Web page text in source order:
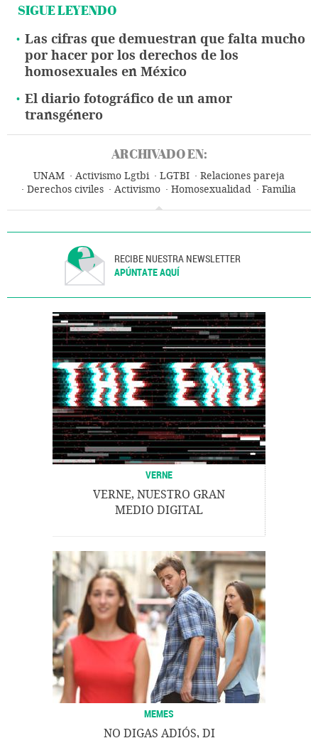
SIGUE LEYENDO
Las cifras que demuestran que falta mucho
por hacer por los derechos de los
homosexuales en México
El diario fotográfico de un amor
transgénero
ARCHIVADO EN:
UNAM Activismo Lgtbi LGTBI
Relaciones pareja
Derechos civiles
Activismo Homosexualidad
Familia
Orientación sexual
Sexualidad Sociedad
RECIBE NUESTRA NEWSLETTER
APÚNTATE AQUÍ
VERNE
VERNE, NUESTRO GRAN
MEDIO DIGITAL
MEMES
NO DIGAS ADIÓS, DI